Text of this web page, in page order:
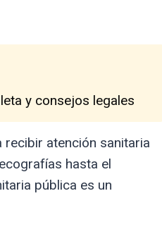
y consejos legales
recibir atención sanitaria
hasta el
pública es un